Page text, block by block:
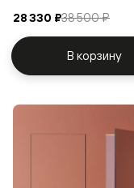
28 330 ₽38 500 ₽
В корзину